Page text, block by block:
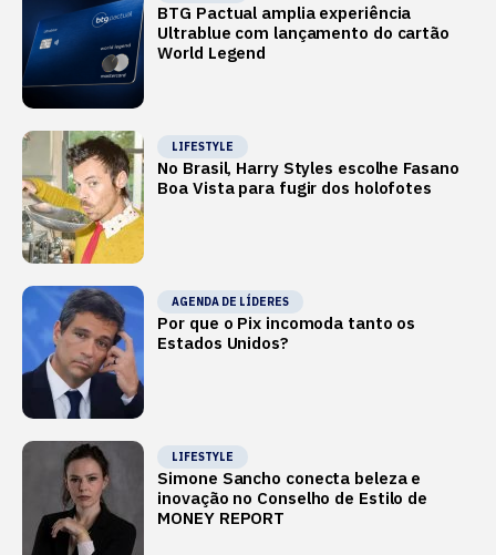
BTG Pactual amplia experiência
Ultrablue com lançamento do cartão
World Legend
LIFESTYLE
No Brasil, Harry Styles escolhe Fasano
Boa Vista para fugir dos holofotes
AGENDA DE LÍDERES
Por que o Pix incomoda tanto os
Estados Unidos?
LIFESTYLE
Simone Sancho conecta beleza e
inovação no Conselho de Estilo de
MONEY REPORT